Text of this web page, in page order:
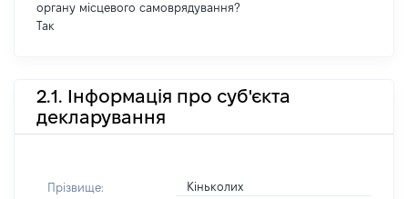
органу місцевого самоврядування?
Так
2.1. Інформація про суб'єкта
декларування
Прізвище: Кіньколих